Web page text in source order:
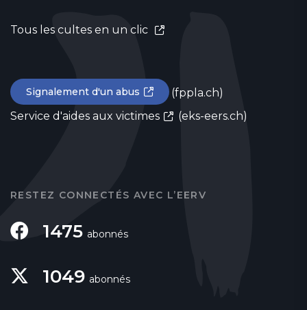
Tous les cultes en un clic
Signalement d'un abus
(fppla.ch)
Service d'aides aux victimes
(eks-eers.ch)
RESTEZ CONNECTÉS AVEC L’EERV
1475 abonnés
1049 abonnés